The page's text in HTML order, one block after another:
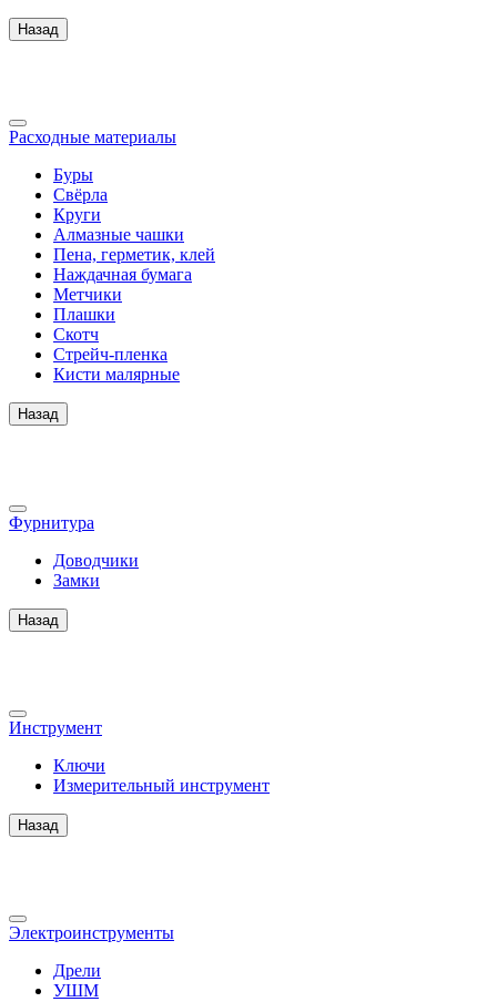
Назад
Расходные материалы
Буры
Свёрла
Круги
Алмазные чашки
Пена, герметик, клей
Наждачная бумага
Метчики
Плашки
Скотч
Стрейч-пленка
Кисти малярные
Назад
Фурнитура
Доводчики
Замки
Назад
Инструмент
Ключи
Измерительный инструмент
Назад
Электроинструменты
Дрели
УШМ